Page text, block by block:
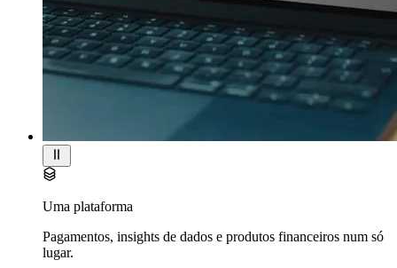
Uma plataforma
Pagamentos, insights de dados e produtos financeiros num só
lugar.